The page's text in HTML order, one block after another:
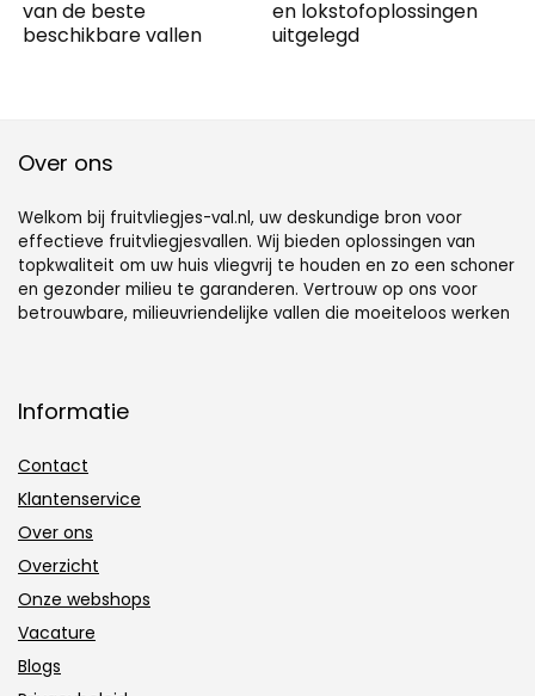
van de beste
beschikbare vallen
en lokstofoplossingen
uitgelegd
Over ons
Welkom bij fruitvliegjes-val.nl, uw deskundige bron voor
effectieve fruitvliegjesvallen. Wij bieden oplossingen van
topkwaliteit om uw huis vliegvrij te houden en zo een schoner
en gezonder milieu te garanderen. Vertrouw op ons voor
betrouwbare, milieuvriendelijke vallen die moeiteloos werken
Informatie
Contact
Klantenservice
Over ons
Overzicht
Onze webshops
Vacature
Blogs